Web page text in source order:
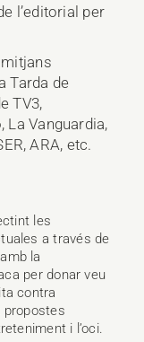
l’editorial per
Tarda de
TV3,
La Vanguardia,
ARA, etc.
les
a través de
la
per donar veu
contra
propostes
i l’oci.